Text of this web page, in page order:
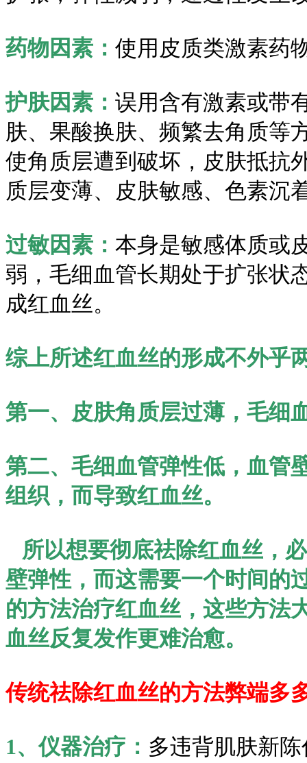
药物因素： 使用皮质类激素药
护肤因素： 误用含有激素或带
肤、果酸换肤、频繁去角质等
使角质层遭到破坏，皮肤抵抗
质层变薄、皮肤敏感、色素沉
过敏因素： 本身是敏感体质或
弱，毛细血管长期处于扩张状
成红血丝。
综上所述红血丝的形成不外乎
第一、皮肤角质层过薄，毛细
第二、毛细血管弹性低，血管
组织，而导致红血丝。
所以想要彻底祛除红血丝，
壁弹性，而这需要一个时间的
的方法治疗红血丝，这些方法
血丝反复发作更难治愈。
传统祛除红血丝的方法弊端多
1、仪器治疗： 多违背肌肤新